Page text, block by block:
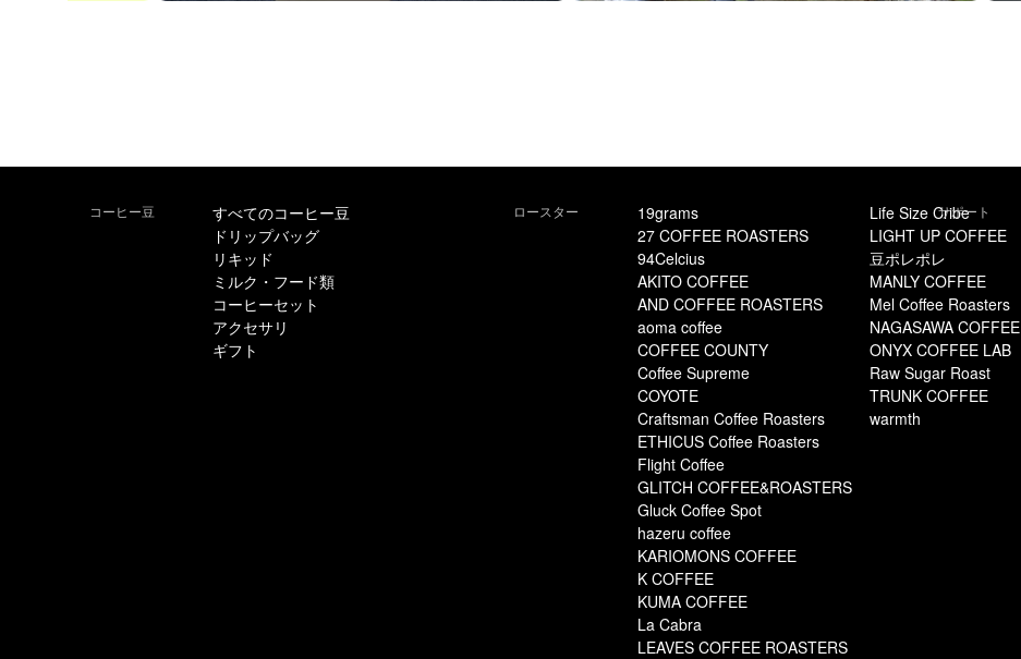
コーヒー豆
すべてのコーヒー豆
ドリップバッグ
リキッド
ミルク・フード類
コーヒーセット
アクセサリ
ギフト
ロースター
19grams
27 COFFEE ROASTERS
94Celcius
AKITO COFFEE
AND COFFEE ROASTERS
aoma coffee
COFFEE COUNTY
Coffee Supreme
COYOTE
Craftsman Coffee Roasters
ETHICUS Coffee Roasters
Flight Coffee
GLITCH COFFEE&ROASTERS
Gluck Coffee Spot
hazeru coffee
KARIOMONS COFFEE
K COFFEE
KUMA COFFEE
La Cabra
LEAVES COFFEE ROASTERS
Life Size Cribe
LIGHT UP COFFEE
豆ポレポレ
MANLY COFFEE
Mel Coffee Roasters
NAGASAWA COFFEE
ONYX COFFEE LAB
Raw Sugar Roast
TRUNK COFFEE
warmth
サポート